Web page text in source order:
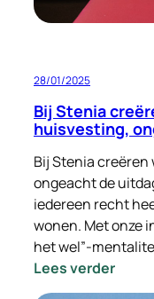
28/01/2025
Bij Stenia
huisvesting,
Bij Stenia
ongeacht de
iedereen recht
wonen. Met onze
het wel”-
Lees verder:
Bij